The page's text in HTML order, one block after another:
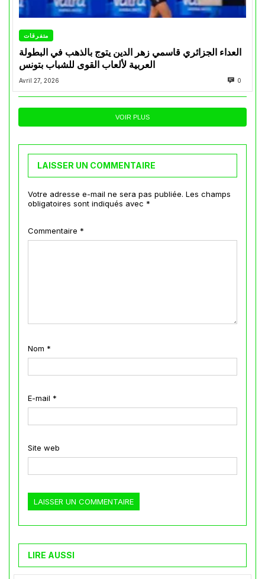
متفرقات
العداء الجزائري قاسمي زهر الدين يتوج بالذهب في البطولة
العربية لألعاب القوى للشباب بتونس
Avril 27, 2026 0
VOIR PLUS
LAISSER UN COMMENTAIRE
Votre adresse e-mail ne sera pas publiée. Les champs
obligatoires sont indiqués avec *
Commentaire *
Nom *
E-mail *
Site web
LIRE AUSSI